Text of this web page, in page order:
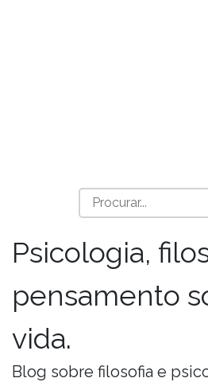
Psicologia,
pensamento
vida.
Blog sobre filosofia e